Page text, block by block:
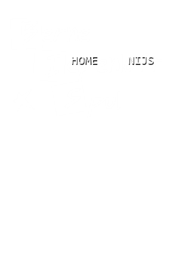
HOME NIJS